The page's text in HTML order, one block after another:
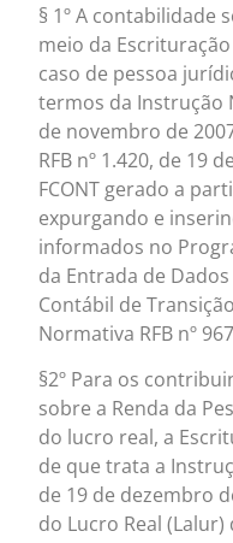
§ 1º A contabilidade
meio da
caso de pessoa
termos da Instrução
de novembro de
RFB nº 1.420, de 19
FCONT gerado a
expurgando e
informados no
da Entrada de
Contábil de
Normativa RFB nº
§2º Para os
sobre a Renda da
do lucro real, a
de que trata a
de 19 de dezembro
do Lucro Real